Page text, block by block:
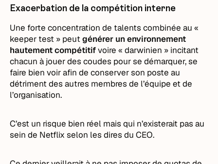
Exacerbation de la compétition interne
Une forte concentration de talents combinée au «
keeper test » peutgénérer un environnement
hautement compétitifvoire « darwinien » incitant
chacun à jouer des coudes pour se démarquer, se
faire bien voir afin de conserver son poste au
détriment des autres membres de l’équipe et de
l’organisation.
C’est un risque bien réel mais qui n’existerait pas au
sein de Netflix selon les dires du CEO.